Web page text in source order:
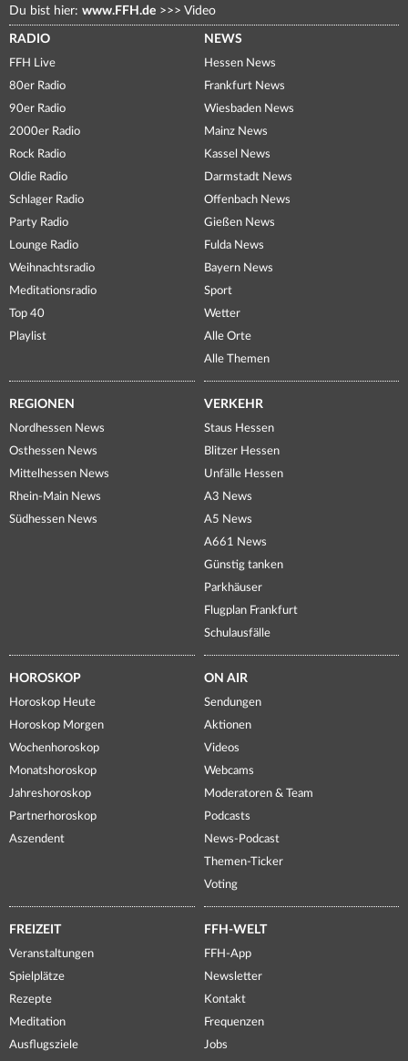
Du bist hier: www.FFH.de >>> Video
RADIO
FFH Live
80er Radio
90er Radio
2000er Radio
Rock Radio
Oldie Radio
Schlager Radio
Party Radio
Lounge Radio
Weihnachtsradio
Meditationsradio
Top 40
Playlist
NEWS
Hessen News
Frankfurt News
Wiesbaden News
Mainz News
Kassel News
Darmstadt News
Offenbach News
Gießen News
Fulda News
Bayern News
Sport
Wetter
Alle Orte
Alle Themen
REGIONEN
Nordhessen News
Osthessen News
Mittelhessen News
Rhein-Main News
Südhessen News
VERKEHR
Staus Hessen
Blitzer Hessen
Unfälle Hessen
A3 News
A5 News
A661 News
Günstig tanken
Parkhäuser
Flugplan Frankfurt
Schulausfälle
HOROSKOP
Horoskop Heute
Horoskop Morgen
Wochenhoroskop
Monatshoroskop
Jahreshoroskop
Partnerhoroskop
Aszendent
ON AIR
Sendungen
Aktionen
Videos
Webcams
Moderatoren & Team
Podcasts
News-Podcast
Themen-Ticker
Voting
FREIZEIT
Veranstaltungen
Spielplätze
Rezepte
Meditation
Ausflugsziele
FFH-WELT
FFH-App
Newsletter
Kontakt
Frequenzen
Jobs